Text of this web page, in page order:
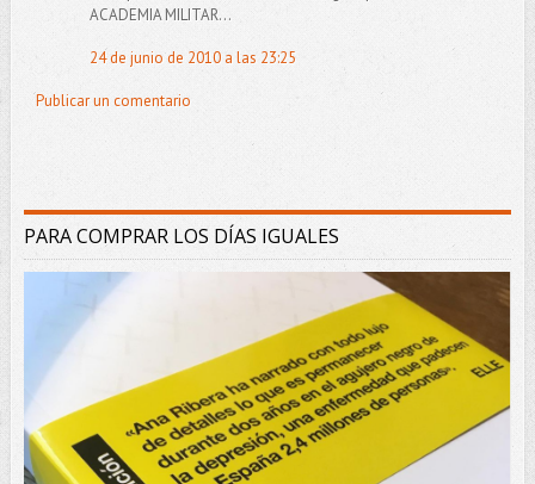
ACADEMIA MILITAR...
24 de junio de 2010 a las 23:25
Publicar un comentario
PARA COMPRAR LOS DÍAS IGUALES